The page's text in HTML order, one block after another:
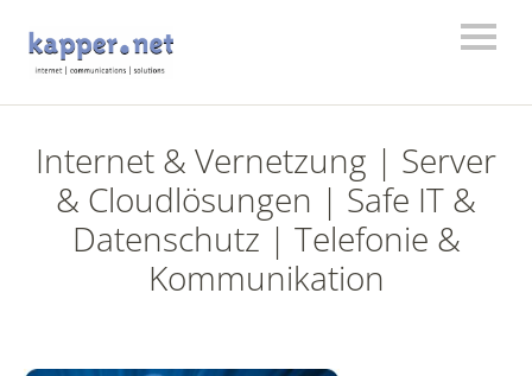
Internet & Vernetzung | Server
& Cloudlösungen | Safe IT &
Datenschutz | Telefonie &
Kommunikation